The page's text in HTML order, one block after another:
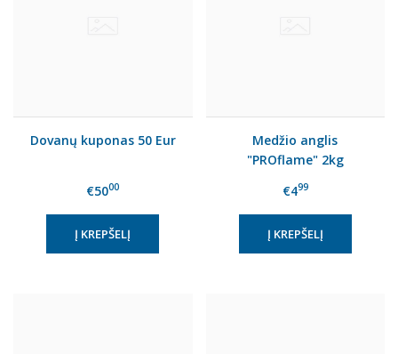
Dovanų kuponas 50 Eur
€5000
Medžio anglis
"PROflame" 2kg
€499